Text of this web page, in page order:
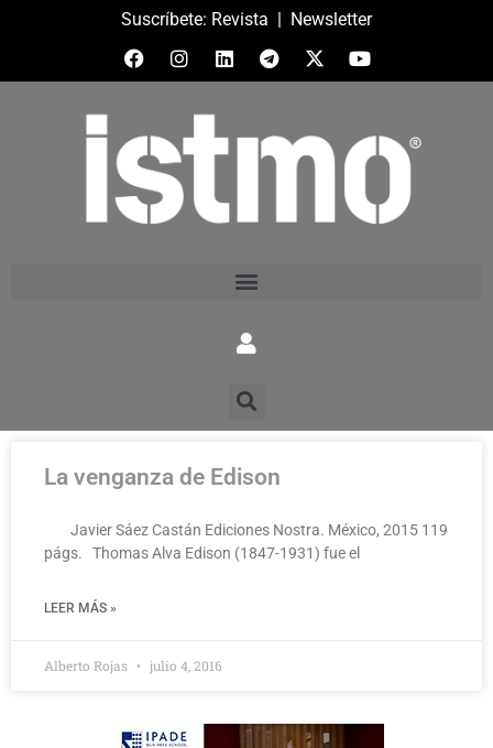
Suscríbete: Revista | Newsletter
La venganza de Edison
Javier Sáez Castán Ediciones Nostra. México, 2015 119
págs. Thomas Alva Edison (1847-1931) fue el
LEER MÁS »
Alberto Rojas julio 4, 2016